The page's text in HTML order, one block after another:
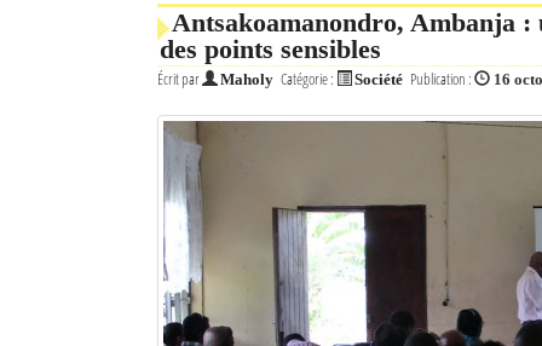
Antsakoamanondro, Ambanja :
des points sensibles
Écrit par Maholy Catégorie : Société Publication : 16